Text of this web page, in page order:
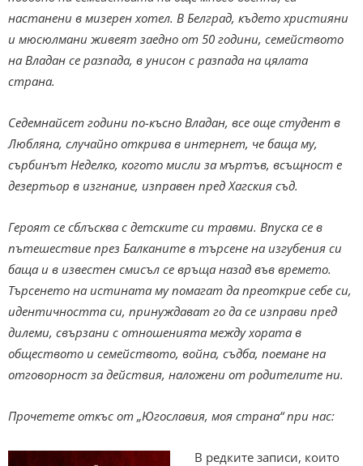
настанени в мизерен хотел. В Белград, където християни
и мюсюлмани живеят заедно от 50 години, семейството
на Владан се разпада, в унисон с разпада на цялата
страна.
Седемнайсет години по-късно Владан, все още студент в
Любляна, случайно открива в интернет, че баща му,
сърбинът Неделко, когото мисли за мъртъв, всъщност е
дезертьор в изгнание, изправен пред Хагския съд.
Героят се сблъсква с детските си травми. Впуска се в
пътешествие през Балканите в търсене на изгубения си
баща и в известен смисъл се връща назад във времето.
Търсенето на истината му помагат да преоткрие себе си,
идентичността си, принуждават го да се изправи пред
дилеми, свързани с отношенията между хората в
обществото и семейството, война, съдба, поемане на
отговорност за действия, наложени от родителите ни.
Прочетете откъс от „Югославия, моя страна“ при нас:
В редките записи, които